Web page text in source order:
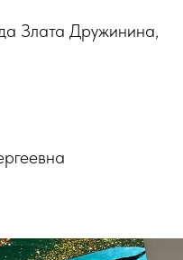
Злата Дружинина,